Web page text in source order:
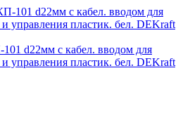
d22мм с кабел. вводом для
управления пластик. бел. DEKraft